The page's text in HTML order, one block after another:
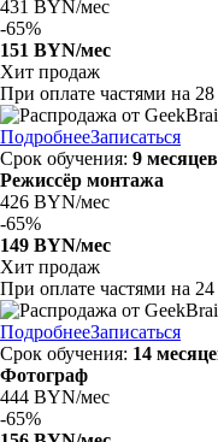
431 BYN/мес
-65%
151 BYN/мес
Хит продаж
При оплате частями на
ПодробнееЗаписаться
Срок обучения: 9
Режиссёр монтажа
426 BYN/мес
-65%
149 BYN/мес
Хит продаж
При оплате частями на
ПодробнееЗаписаться
Срок обучения: 14
Фотограф
444 BYN/мес
-65%